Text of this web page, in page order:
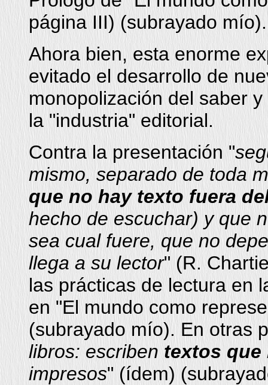
página III) (subrayado mío).
Ahora bien, esta enorme
evitado el desarrollo de
monopolización del saber
la "industria" editorial.
Contra la presentación "
mismo, separado de toda
que no hay texto fuera
hecho de escuchar) y que
sea cual fuere, que no
llega a su lector" (R.
las prácticas de lectura en
en "El mundo como
(subrayado mío). En otras
libros: escribentextos que
impresos" (ídem)